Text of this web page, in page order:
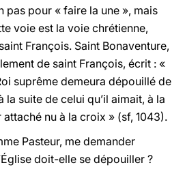
pas pour « faire la une », mais
voie est la voie chrétienne,
François. Saint Bonaventure,
de saint François, écrit : «
suprême demeura dépouillé de
suite de celui qu’il aimait, à la
nu à la croix » (sf, 1043).
Pasteur, me demander
doit-elle se dépouiller ?